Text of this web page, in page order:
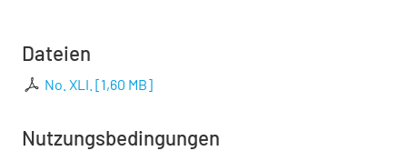
Dateien
No. XLI. [1,60 MB]
Nutzungsbedingungen